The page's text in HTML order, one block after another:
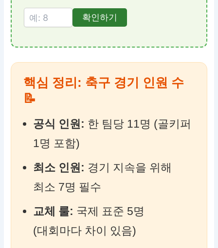
확인하기
핵심 정리: 축구 경기 인원 수
📝
공식 인원: 한 팀당 11명 (골키퍼
1명 포함)
최소 인원: 경기 지속을 위해
최소 7명 필수
교체 룰: 국제 표준 5명
(대회마다 차이 있음)